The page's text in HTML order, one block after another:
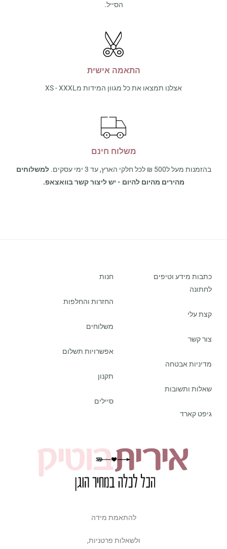
הסייל.
התאמה אישית
אצלנו תמצאו את כל מגוון המידות מXS - XXXL
משלוח חינם
בהזמנות מעל ל500 ₪ לכל חלקי הארץ, עד 3 ימי עסקים.
למשלוחים
מהירים מהיום להיום - יש ליצור קשר בוואצאפ.
כתבות מידע וטיפים
לחתונה
קצת עלי
צור קשר
מדיניות אבטחה
שאלות ותשובות
גיפט קארד
חנות
החזרות והחלפות
משלוחים
אפשרויות תשלום
תקנון
סיילים
להתאמת מידה
ולשאלות פרטניות,